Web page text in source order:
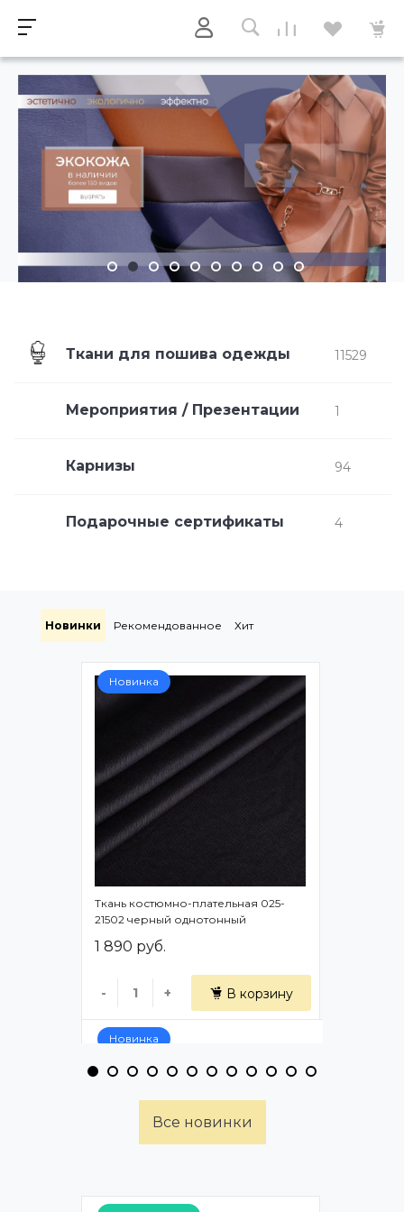
Ткани для пошива одежды 11529
Мероприятия / Презентации 1
Карнизы 94
Подарочные сертификаты 4
Новинки Рекомендованное Хит
Новинка
Ткань костюмно-плательная 025-
21502 черный однотонный
1 890 руб.
- + В корзину
Новинка
Все новинки